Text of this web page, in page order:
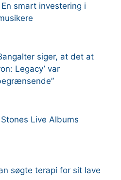
smart investering i
siger, at det at
Legacy’ var
Live Albums
søgte terapi for sit lave